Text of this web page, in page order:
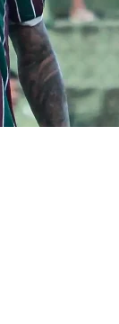
Fluminense detonam
no